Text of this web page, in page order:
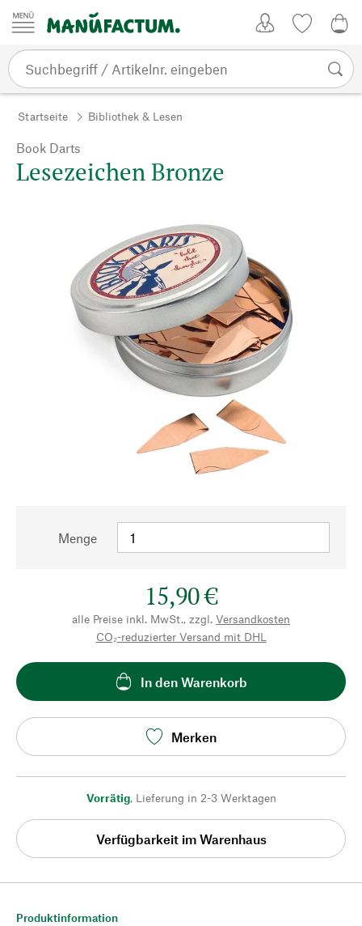
Zum Inhalt springen
Startseite Bibliothek & Lesen
Book Darts
Lesezeichen Bronze
Menge
15,90 €
alle Preise inkl. MwSt., zzgl. Versandkosten
CO₂-reduzierter Versand mit DHL
In den Warenkorb
Merken
Vorrätig, Lieferung in 2-3 Werktagen
Verfügbarkeit im Warenhaus
Produktinformation